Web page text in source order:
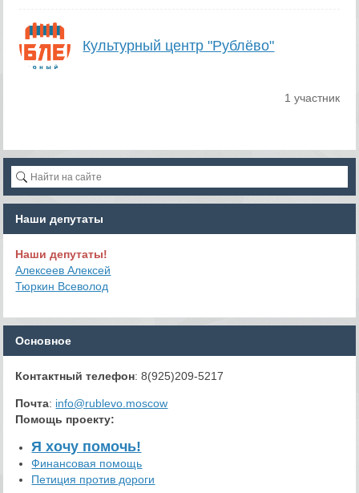
Культурный центр "Рублёво"
1 участник
Наши депутаты
Наши депутаты!
Алексеев Алексей
Тюркин Всеволод
Основное
Контактный телефон: 8(925)209-5217
Почта: info@rublevo.moscow
Помощь проекту:
Я хочу помочь!
Финансовая помощь
Петиция против дороги